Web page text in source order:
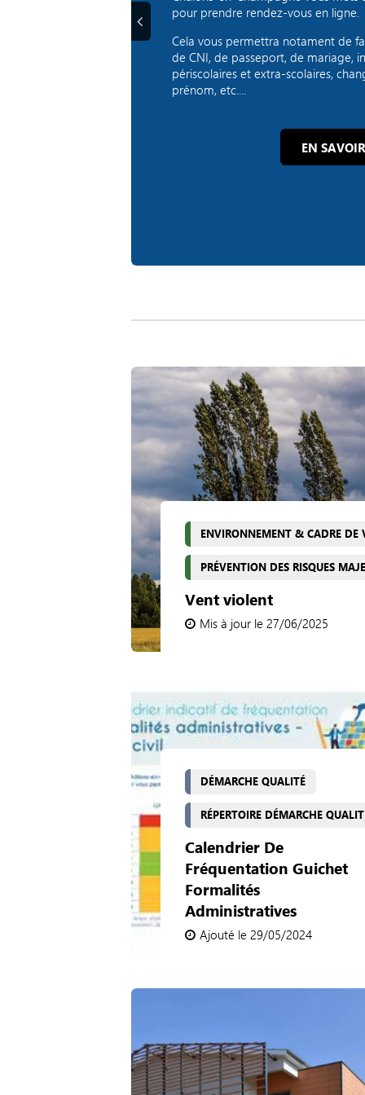
Précédent
pour prendre rendez-vous en ligne.
Cela vous permettra notament de
de CNI, de passeport, de mariage,
périscolaires et extra-scolaires,
prénom, etc....
EN
ENVIRONNEMENT & CADRE DE
PRÉVENTION DES RISQUES
Vent violent
Mis à jour le 27/06/2025
DÉMARCHE QUALITÉ
RÉPERTOIRE DÉMARCHE
Calendrier De
Fréquentation Guichet
Formalités
Administratives
Ajouté le 29/05/2024